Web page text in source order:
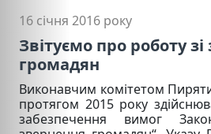
16 січня 2016 року
Звітуємо про роботу
громадян
Виконавчим комітетом
протягом 2015 року
забезпечення вимог